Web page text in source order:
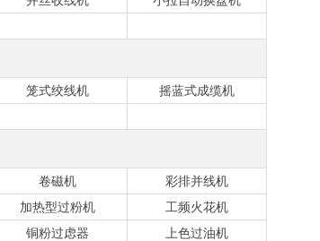
笼式绞线机
摇蓝式成缆机
卷磁机
彩排并线机
加热型过粉机
工频火花机
铜粉过虑器
上色过油机